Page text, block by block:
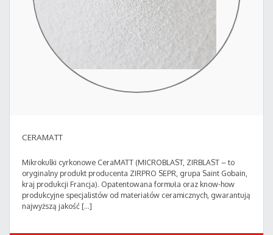
CERAMATT
Mikrokulki cyrkonowe CeraMATT (MICROBLAST, ZIRBLAST – to
oryginalny produkt producenta ZIRPRO SEPR, grupa Saint Gobain,
kraj produkcji Francja). Opatentowana formuła oraz know-how
produkcyjne specjalistów od materiałów ceramicznych, gwarantują
najwyższą jakość […]